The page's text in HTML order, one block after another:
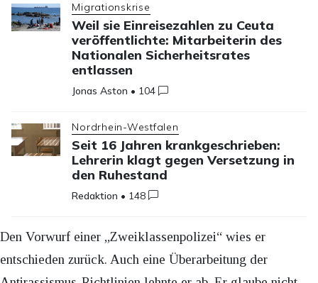
Migrationskrise
Weil sie Einreisezahlen zu Ceuta
veröffentlichte: Mitarbeiterin des
Nationalen Sicherheitsrates
entlassen
Jonas Aston • 104
Nordrhein-Westfalen
Seit 16 Jahren krankgeschrieben:
Lehrerin klagt gegen Versetzung in
den Ruhestand
Redaktion • 148
Den Vorwurf einer „Zweiklassenpolizei“ wies er
entschieden zurück. Auch eine Überarbeitung der